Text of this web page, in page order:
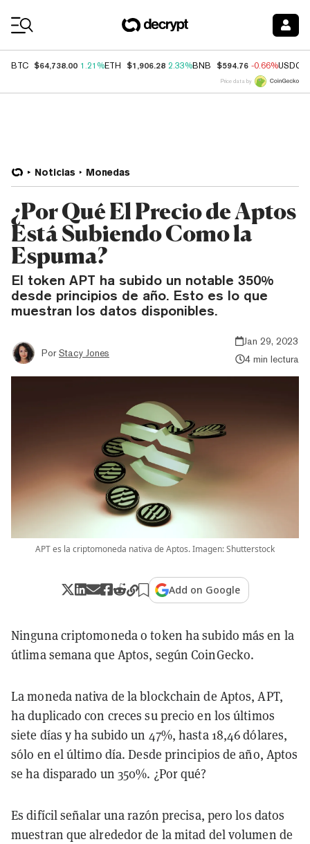
BTC $64,738.00 1.21%ETH $1,906.28 2.33%BNB $594.76 -0.66%USDC
Price data by
Noticias Monedas
¿Por Qué El Precio de Aptos
Está Subiendo Como la
Espuma?
El token APT ha subido un notable 350%
desde principios de año. Esto es lo que
muestran los datos disponibles.
Por Stacy Jones
Jan 29, 2023
4 min lectura
APT es la criptomoneda nativa de Aptos. Imagen: Shutterstock
Add on Google
Ninguna criptomoneda o token ha subido más en la
útlima semana que Aptos, según CoinGecko.
La moneda nativa de la blockchain de Aptos, APT,
ha duplicado con creces su precio en los últimos
siete días y ha subido un 47%, hasta 18,46 dólares,
sólo en el último día. Desde principios de año, Aptos
se ha disparado un 350%. ¿Por qué?
Es difícil señalar una razón precisa, pero los datos
muestran que alrededor de la mitad del volumen de